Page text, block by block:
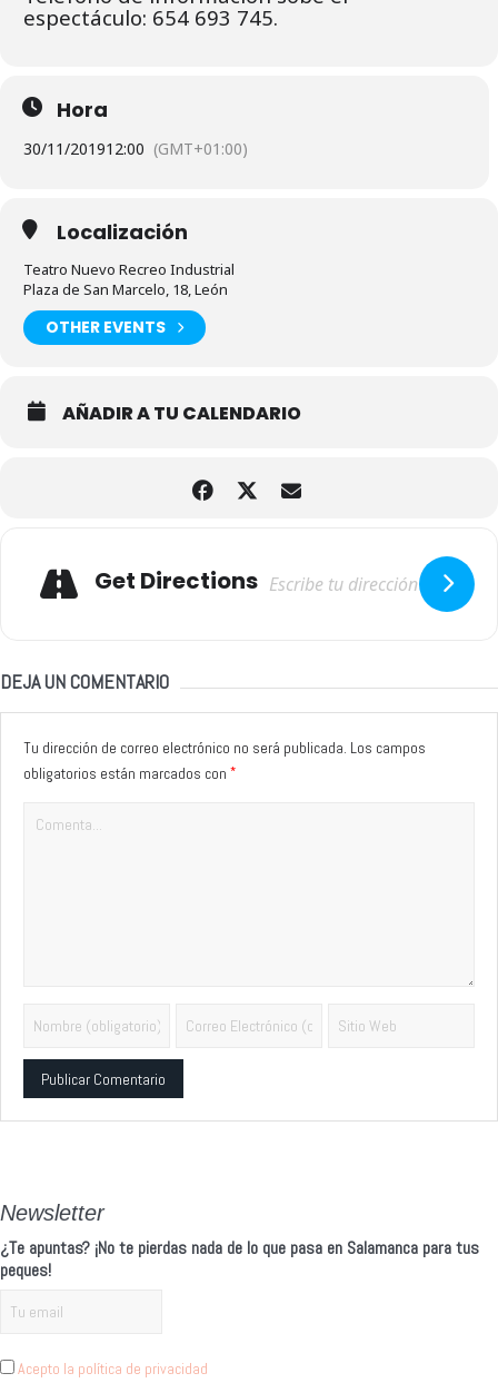
espectáculo: 654 693 745.
Hora
30/11/201912:00 (GMT+01:00)
Localización
Teatro Nuevo Recreo Industrial
Plaza de San Marcelo, 18, León
OTHER EVENTS
AÑADIR A TU CALENDARIO
Get Directions
DEJA UN COMENTARIO
Tu dirección de correo electrónico no será publicada. Los campos
obligatorios están marcados con *
Newsletter
¿Te apuntas? ¡No te pierdas nada de lo que pasa en Salamanca para tus
peques!
Acepto la política de privacidad